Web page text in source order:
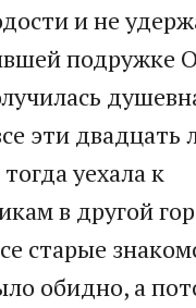
и не
подружке
эти двадцать
уехала к
в другой
старые
обидно, а